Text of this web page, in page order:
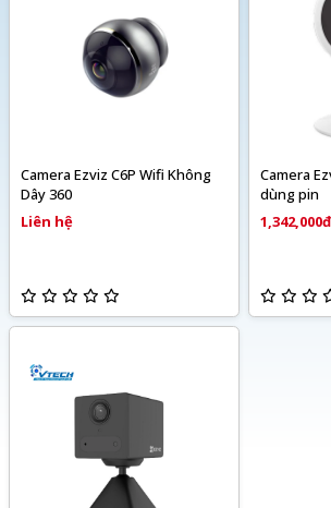
Camera Ezviz C6P Wifi Không
Dây 360
Liên hệ
Camera
dùng pin
1,342,000đ